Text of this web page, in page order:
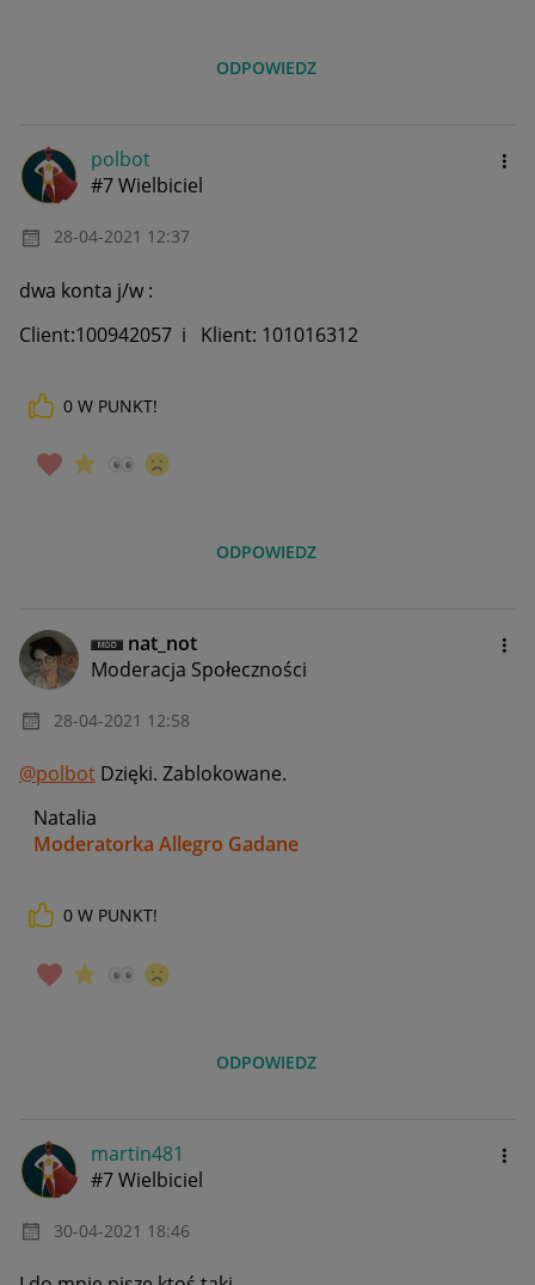
ODPOWIEDZ
polbot
#7 Wielbiciel
‎28-04-2021 12:37
dwa konta j/w :
Client:100942057 i Klient: 101016312
0 W PUNKT!
ODPOWIEDZ
nat_not
Moderacja Społeczności
‎28-04-2021 12:58
@polbot Dzięki. Zablokowane.
Natalia
Moderatorka Allegro Gadane
0 W PUNKT!
ODPOWIEDZ
martin481
#7 Wielbiciel
‎30-04-2021 18:46